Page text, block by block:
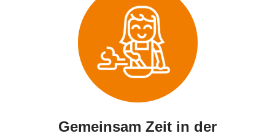
Gemeinsam Zeit in der